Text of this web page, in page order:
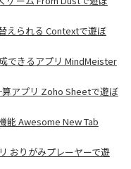
えられる Contextで遊ぼ
できるアプリ MindMeister
アプリ Zoho Sheetで遊ぼ
能 Awesome New Tab
おりがみプレーヤーで遊